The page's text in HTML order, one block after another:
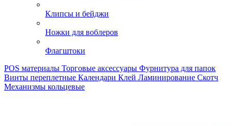
Клипсы и бeйджи
Ножки для воблеров
Флагштоки
POS материалы Торговые аксессуары Фурнитура для папок
Винты переплетные Календари Клей Ламинирование Скотч
Механизмы кольцевые